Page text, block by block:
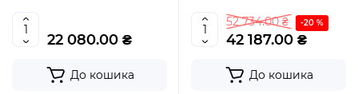
22 080.00 ₴
До кошика
52 734.00 ₴ -20 %
42 187.00 ₴
До кошика